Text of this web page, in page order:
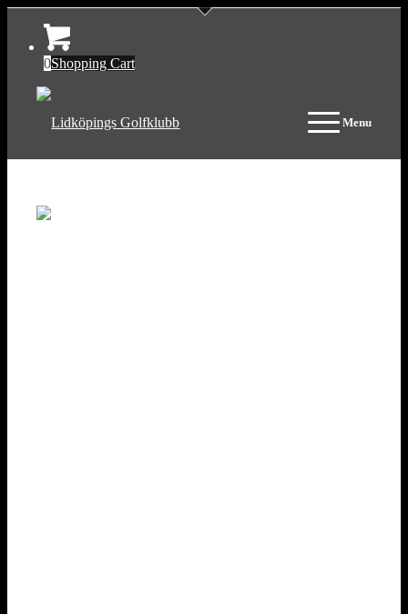
0Shopping Cart
Menu